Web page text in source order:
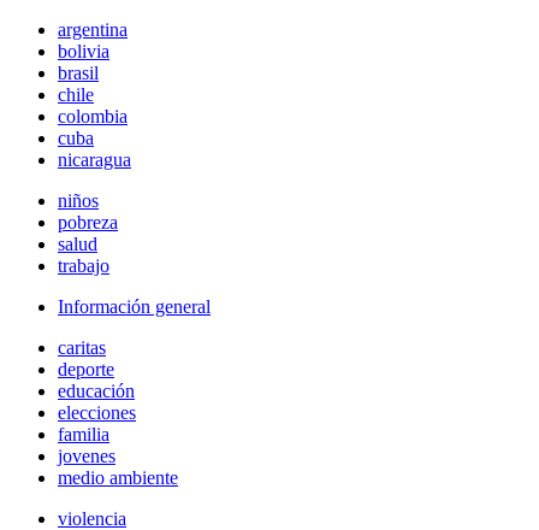
argentina
bolivia
brasil
chile
colombia
cuba
nicaragua
niños
pobreza
salud
trabajo
Información general
caritas
deporte
educación
elecciones
familia
jovenes
medio ambiente
violencia